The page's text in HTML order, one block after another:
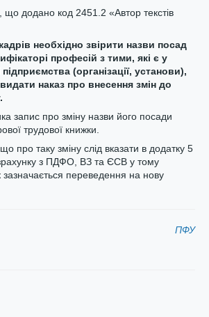
додано код 2451.2 «Автор текстів
необхідно звірити назви посад
професій з тими, які є у
(організації, установи),
наказ про внесення змін до
запис про зміну назви його посади
трудової книжки.
що про таку зміну слід вказати в додатку 5
з ПДФО, ВЗ та ЄСВ у тому
переведення на нову
ПФУ